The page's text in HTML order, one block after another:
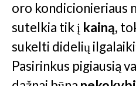
oro kondicionieriaus
sutelkia tik į kainą,
sukelti didelių
Pasirinkus pigiausią